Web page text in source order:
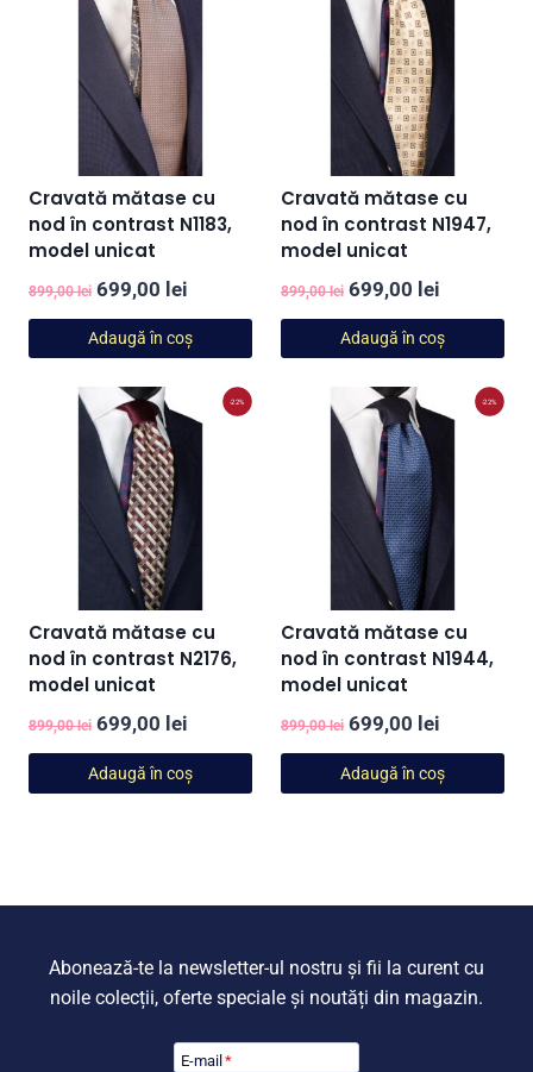
Cravată mătase cu
nod în contrast N1183,
model unicat
899,00lei Prețul
inițial
a
fost:
899,00 lei.
699,00 lei
curent
este:
699,00 lei.
Adaugă în coș
Cravată mătase cu
nod în contrast N1947,
model unicat
899,00lei Prețul
inițial
a
fost:
899,00 lei.
699,00 lei
curent
este:
699,00
Adaugă în coș
-22%
Cravată mătase cu
nod în contrast N2176,
model unicat
899,00lei Prețul
inițial
a
699,00 lei
curent
este:
Adaugă în coș
-22%
Cravată mătase cu
nod în contrast N1944,
model unicat
899,00lei Prețul
inițial
a
699,00 lei
curent
este:
Adaugă în coș
Abonează-te la newsletter-ul nostru și fii la curent cu
noile colecții, oferte speciale și noutăți din magazin.
E-mail *